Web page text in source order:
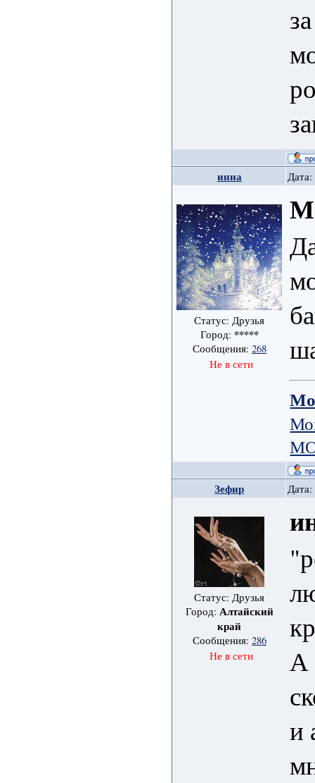
инна
Статус: Друзья
Город: *****
Сообщения: 268
Не в сети
Зефир
Статус: Друзья
Город: Алтайский
край
Сообщения: 286
Не в сети
А
и